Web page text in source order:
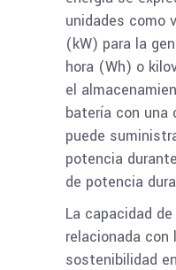
unidades como
(kW) para la
hora (Wh) o
el
batería con una
puede
potencia
de potencia
La capacidad
relacionada
sostenibilidad